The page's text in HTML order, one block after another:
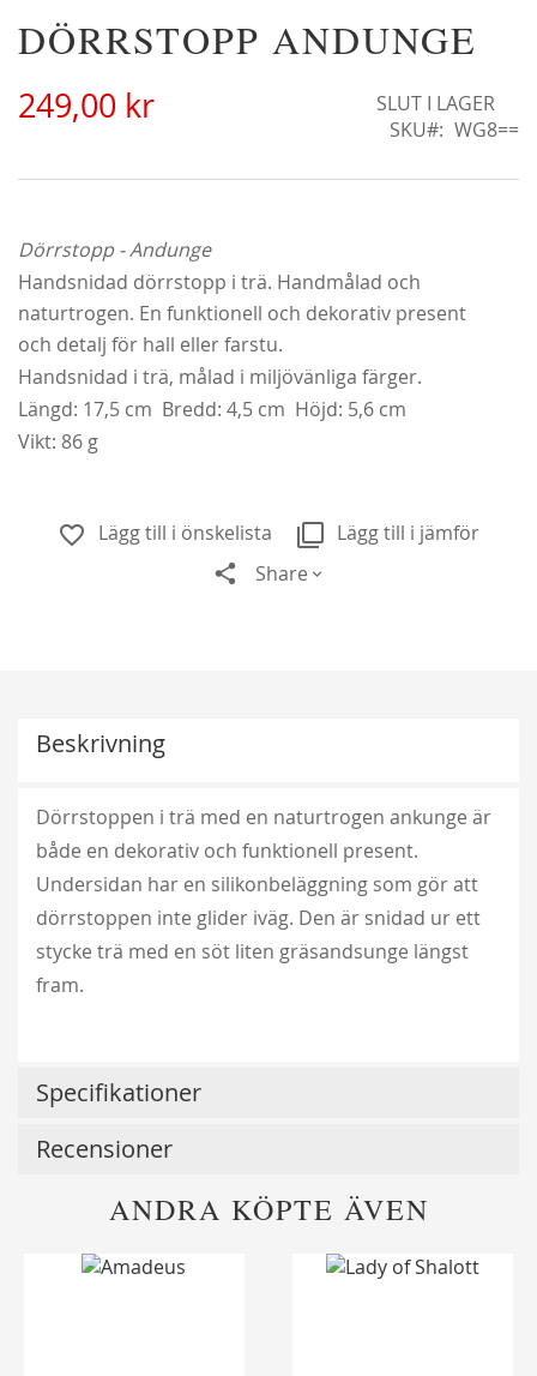
Alchymist
Från179,00 kr
DÖRRSTOPP ANDUNGE
249,00 kr
SLUT I LAGER
SKU
WG8==
Dörrstopp - Andunge
Handsnidad dörrstopp i trä. Handmålad och
naturtrogen. En funktionell och dekorativ present
och detalj för hall eller farstu.
Handsnidad i trä, målad i miljövänliga färger.
Längd: 17,5 cm Bredd: 4,5 cm Höjd: 5,6 cm
Vikt: 86 g
Lägg till i önskelista
Lägg till i jämför
Share
Hoppa
till
av
bildgalleriet
Beskrivning
Dörrstoppen i trä med en naturtrogen ankunge är
både en dekorativ och funktionell present.
Undersidan har en silikonbeläggning som gör att
dörrstoppen inte glider iväg. Den är snidad ur ett
stycke trä med en söt liten gräsandsunge längst
fram.
Specifikationer
Recensioner
ANDRA KÖPTE ÄVEN